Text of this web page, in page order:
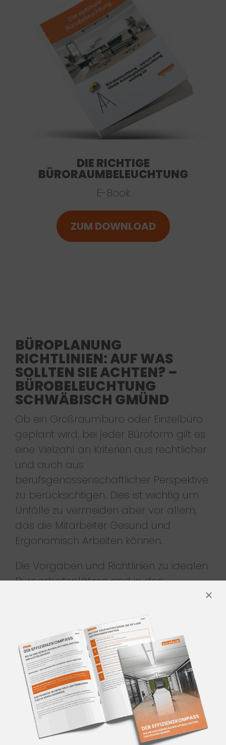
DIE RICHTIGE
BÜRORAUMBELEUCHTUNG
E-Book
ZUM DOWNLOAD
BÜROPLANUNG
RICHTLINIEN: AUF WAS
SOLLTEN SIE ACHTEN? –
BÜROBELEUCHTUNG
SCHWÄBISCH GMÜND
Ob ein Großraumbüro oder Einzelbüro
geplant wird, bei jeder Büroform gilt es
eine Vielzahl an Kriterien aus rechtlicher
und auch aus
berufsgenossenschaftlicher Perspektive
zu berücksichtigen. Dies ist wichtig um
Unfälle zu vermeiden aber vor allem,
das die Mitarbeiter Gesund und
Ergonomisch Arbeiten können.
Die Vorgaben und Richtlinien zu idealen
Büroarbeitsplätzen sind in den
Arbeitsstätten Regeln (ASR) konkretisiert.
Hauptkriterium bei den Büroplanungs
Richtlinien:
Für die heute gängigen
Bildschirmarbeitsplätze ist die
Mindestfläche von 8-10 m²
empfohlen.
Bei der Raumplanung je Mitarbeiter